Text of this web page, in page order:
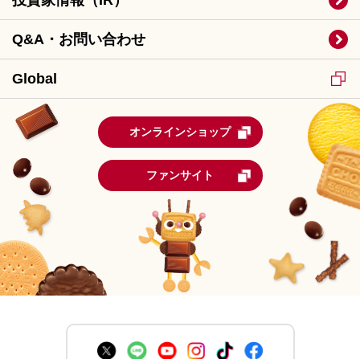
Q&A・お問い合わせ
Global
オンラインショップ
ファンサイト